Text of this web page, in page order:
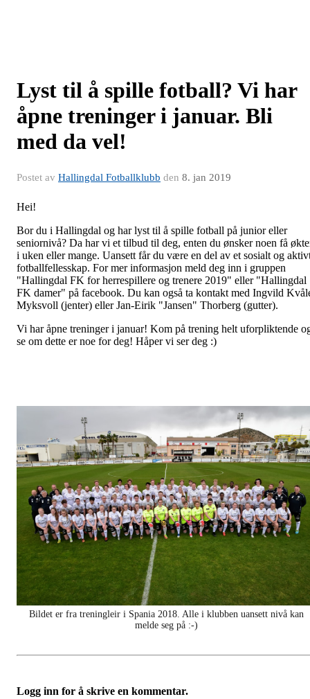
Lyst til å spille fotball? Vi har
åpne treninger i januar. Bli
med da vel!
Postet av Hallingdal Fotballklubb den 8. jan 2019
Hei!
Bor du i Hallingdal og har lyst til å spille fotball på junior eller
seniornivå? Da har vi et tilbud til deg, enten du ønsker noen få
i uken eller mange. Uansett får du være en del av et sosialt og
fotballfellesskap. For mer informasjon meld deg inn i gruppen
"Hallingdal FK for herrespillere og trenere 2019" eller "Hallingdal
FK damer" på facebook. Du kan også ta kontakt med Ingvild
Myksvoll (jenter) eller Jan-Eirik "Jansen" Thorberg (gutter).
Vi har åpne treninger i januar! Kom på trening helt uforpliktende
se om dette er noe for deg! Håper vi ser deg :)
Bildet er fra treningleir i Spania 2018. Alle i klubben uansett nivå kan
melde seg på :-)
Logg inn for å skrive en kommentar.